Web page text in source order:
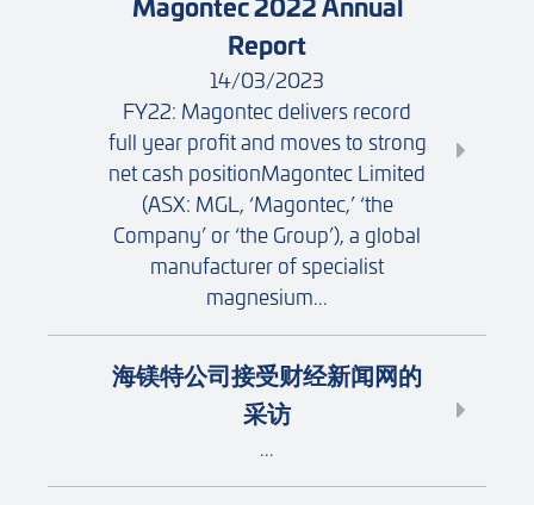
Report
14/03/2023
FY22: Magontec delivers record
full year profit and moves to strong
net cash positionMagontec Limited
(ASX: MGL, ‘Magontec,’ ‘the
Company’ or ‘the Group’), a global
manufacturer of specialist
magnesium...
海镁特公司接受财经新闻网的
采访
...